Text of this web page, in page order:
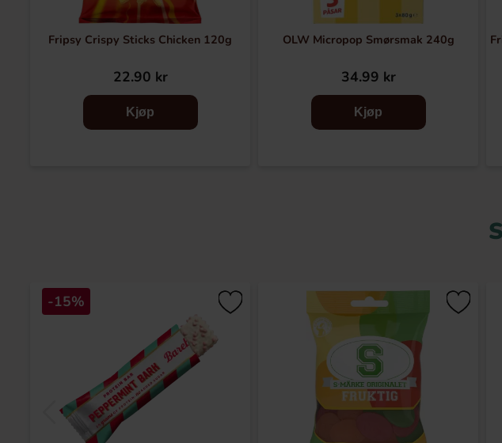
Fripsy Crispy Sticks Chicken 120g
22.90 kr
Kjøp
OLW Micropop Smørsmak 240g
34.99 kr
Kjøp
-15%